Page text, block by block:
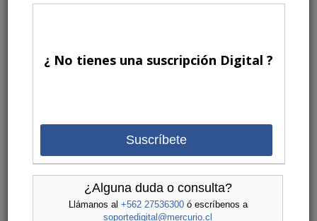
¿ No tienes una suscripción Digital ?
Suscríbete
¿Alguna duda o consulta?
Llámanos al +562 27536300ó escríbenos a
soportedigital@mercurio.cl